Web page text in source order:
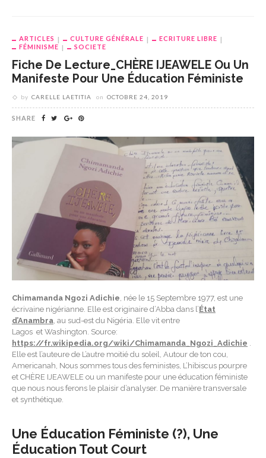
ARTICLES CULTURE GÉNÉRALE
ECRITURE LIBRE
FÉMINISME
SOCIETE
Fiche De Lecture_CHÈRE IJEAWELE Ou Un
Manifeste Pour Une Éducation Féministe
by CARELLE LAETITIA on OCTOBRE 24, 2019
SHARE
Chimamanda Ngozi Adichie, née le 15 Septembre 1977, est une
écrivaine nigérianne. Elle est originaire d’Abba dans l’État
d’Anambra, au sud-est du Nigéria. Elle vit entre
Lagos et Washington. Source:
https://fr.wikipedia.org/wiki/Chimamanda_Ngozi_Adichie .
Elle est l’auteure de L’autre moitié du soleil, Autour de ton cou,
Americanah, Nous sommes tous des feministes, L’hibiscus pourpre
et CHÈRE IJEAWELE ou un manifeste pour une éducation féministe
que nous nous ferons le plaisir d’analyser. De manière transversale
et synthétique.
Une Éducation Féministe (?), Une
Éducation Tout Court